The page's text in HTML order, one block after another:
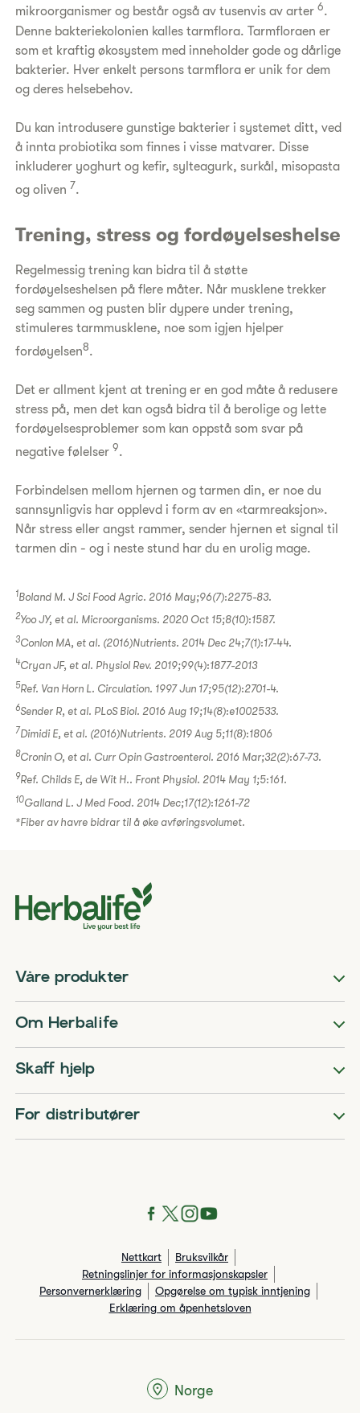
mikroorganismer og består også av tusenvis av arter6.
Denne bakteriekolonien kalles tarmflora. Tarmfloraen er
som et kraftig økosystem med inneholder gode og dårlige
bakterier. Hver enkelt persons tarmflora er unik for dem
og deres helsebehov.
Du kan introdusere gunstige bakterier i systemet ditt, ved
å innta probiotika som finnes i visse matvarer. Disse
inkluderer yoghurt og kefir, sylteagurk, surkål, misopasta
og oliven 7.
Trening, stress og fordøyelseshelse
Regelmessig trening kan bidra til å støtte
fordøyelseshelsen på flere måter. Når musklene trekker
seg sammen og pusten blir dypere under trening,
stimuleres tarmmusklene, noe som igjen hjelper
fordøyelsen8.
Det er allment kjent at trening er en god måte å redusere
stress på, men det kan også bidra til å berolige og lette
fordøyelsesproblemer som kan oppstå som svar på
negative følelser 9.
Forbindelsen mellom hjernen og tarmen din, er noe du
sannsynligvis har opplevd i form av en «tarmreaksjon».
Når stress eller angst rammer, sender hjernen et signal til
tarmen din - og i neste stund har du en urolig mage.
1Boland M. J Sci Food Agric. 2016 May;96(7):2275-83.
2Yoo JY, et al. Microorganisms. 2020 Oct 15;8(10):1587.
3Conlon MA, et al. (2016)Nutrients. 2014 Dec 24;7(1):17-44.
4Cryan JF, et al. Physiol Rev. 2019;99(4):1877-2013
5Ref. Van Horn L. Circulation. 1997 Jun 17;95(12):2701-4.
6Sender R, et al. PLoS Biol. 2016 Aug 19;14(8):e1002533.
7Dimidi E, et al. (2016)Nutrients. 2019 Aug 5;11(8):1806
8Cronin O, et al. Curr Opin Gastroenterol. 2016 Mar;32(2):67-73.
9Ref. Childs E, de Wit H.. Front Physiol. 2014 May 1;5:161.
10Galland L. J Med Food. 2014 Dec;17(12):1261-72
*Fiber av havre bidrar til å øke avføringsvolumet.
Våre produkter
Om Herbalife
Skaff hjelp
For distributører
Nettkart
Bruksvilkår
Retningslinjer for informasjonskapsler
Personvernerklæring
Opgørelse om typisk inntjening
Erklæring om åpenhetsloven
Norge